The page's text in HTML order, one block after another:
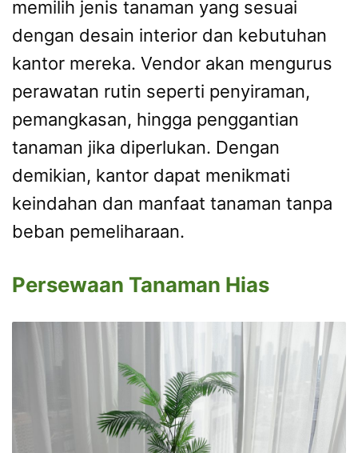
memilih jenis tanaman yang sesuai
dengan desain interior dan kebutuhan
kantor mereka. Vendor akan mengurus
perawatan rutin seperti penyiraman,
pemangkasan, hingga penggantian
tanaman jika diperlukan. Dengan
demikian, kantor dapat menikmati
keindahan dan manfaat tanaman tanpa
beban pemeliharaan.
Persewaan Tanaman Hias